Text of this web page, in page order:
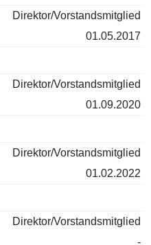
Direktor/Vorstandsmitglied
01.05.2017
Direktor/Vorstandsmitglied
01.09.2020
Direktor/Vorstandsmitglied
01.02.2022
Direktor/Vorstandsmitglied
-